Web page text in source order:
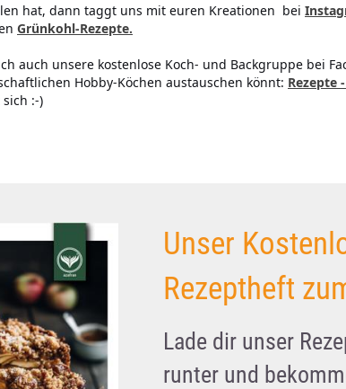
hat, dann taggt uns mit euren Kreationen bei
Grünkohl-Rezepte.
auch unsere kostenlose Koch- und Backgruppe bei
Hobby-Köchen austauschen könnt: Rezepte
:-)
Unser
Rezeptheft
Lade dir unser
runter und